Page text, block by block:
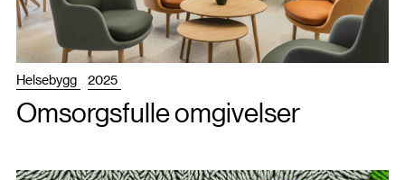
Helsebygg 2025
Omsorgsfulle omgivelser